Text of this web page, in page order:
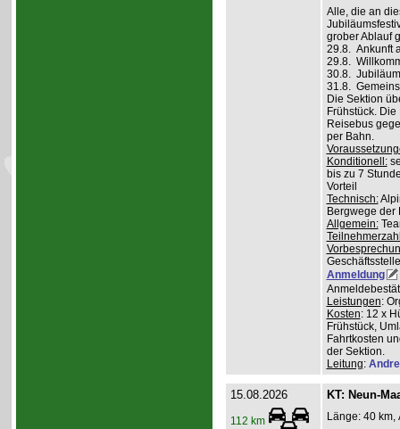
Alle, die an
grober Ablauf
29.8. Ankunft
29.8.
30.8.
31.8.
Die Sektion
Frühstück.
Reisebus
per Bahn.
Konditionell:
bis zu 7
Vorteil
Technisch:
Bergwege
Allgemein:
Anmeldung
Leistungen:
Kosten: 12 x
Frühstück,
Fahrtkosten
der Sektion.
Leitung:
15.08.2026
112 km
KT: Neun-
Länge: 40 km,